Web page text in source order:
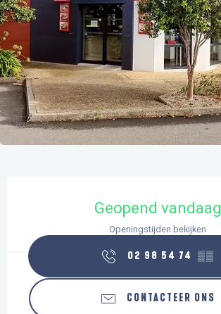
Geopend vandaag
Openingstijden bekijken
02 98 54 74 ▒▒
CONTACTEER ONS